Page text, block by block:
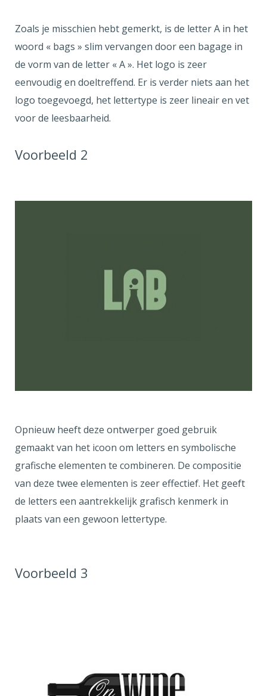
Zoals je misschien hebt gemerkt, is de letter A in het
woord « bags » slim vervangen door een bagage in
de vorm van de letter « A ». Het logo is zeer
eenvoudig en doeltreffend. Er is verder niets aan het
logo toegevoegd, het lettertype is zeer lineair en vet
voor de leesbaarheid.
Voorbeeld 2
Opnieuw heeft deze ontwerper goed gebruik
gemaakt van het icoon om letters en symbolische
grafische elementen te combineren. De compositie
van deze twee elementen is zeer effectief. Het geeft
de letters een aantrekkelijk grafisch kenmerk in
plaats van een gewoon lettertype.
Voorbeeld 3